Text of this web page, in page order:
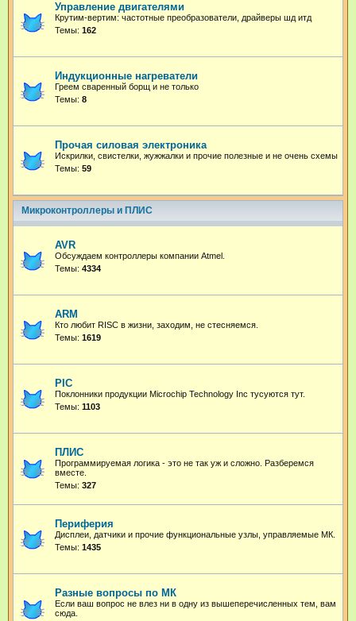
Управление двигателями
Крутим-вертим: частотные преобразователи, драйверы шд итд
Темы: 162
Индукционные нагреватели
Греем сваренный борщ и не только
Темы: 8
Прочая силовая электроника
Искрилки, свистелки, жужжалки и прочие полезные и не очень схемы
Темы: 59
Микроконтроллеры и ПЛИС
AVR
Обсуждаем контроллеры компании Atmel.
Темы: 4334
ARM
Кто любит RISC в жизни, заходим, не стесняемся.
Темы: 1619
PIC
Поклонники продукции Microchip Technology Inc тусуются тут.
Темы: 1103
ПЛИС
Программируемая логика - это не так уж и сложно. Разберемся
вместе.
Темы: 327
Периферия
Дисплеи, датчики и прочие функциональные узлы, управляемые МК.
Темы: 1435
Разные вопросы по МК
Если ваш вопрос не влез ни в одну из вышеперечисленных тем, вам
сюда.